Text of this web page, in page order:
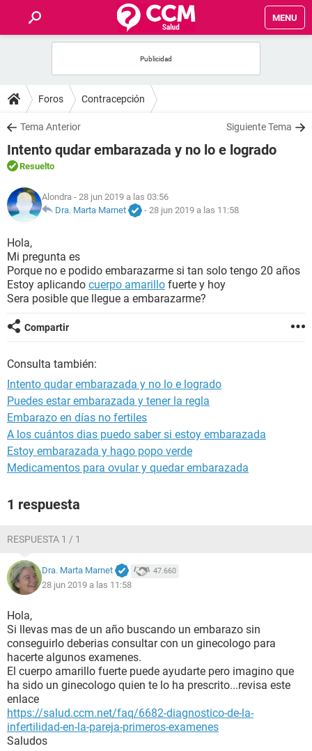
MENU
FOROS
SALUD
FAMILIA
NUTRICIÓN
SEXUALIDAD
GLOSARIO
Foros Contracepción
Tema Anterior Siguiente Tema
Intento qudar embarazada y no lo e logrado
Resuelto
Alondra - 28 jun 2019 a las 03:56
Dra. Marta Marnet
- 28 jun 2019 a las 11:58
Hola,
Mi pregunta es
Porque no e podido embarazarme si tan solo tengo 20 años
Estoy aplicando cuerpo amarillo fuerte y hoy
Sera posible que llegue a embarazarme?
Compartir
Consulta también:
Intento qudar embarazada y no lo e logrado
Puedes estar embarazada y tener la regla
Embarazo en días no fertiles
A los cuántos dias puedo saber si estoy embarazada
Estoy embarazada y hago popo verde
Medicamentos para ovular y quedar embarazada
1 respuesta
RESPUESTA 1 / 1
Dra. Marta Marnet 47.660
28 jun 2019 a las 11:58
Hola,
Si llevas mas de un año buscando un embarazo sin
conseguirlo deberias consultar con un ginecologo para
hacerte algunos examenes.
El cuerpo amarillo fuerte puede ayudarte pero imagino que
ha sido un ginecologo quien te lo ha prescrito...revisa este
enlace
https://salud.ccm.net/faq/6682-diagnostico-de-la-
infertilidad-en-la-pareja-primeros-examenes
Saludos